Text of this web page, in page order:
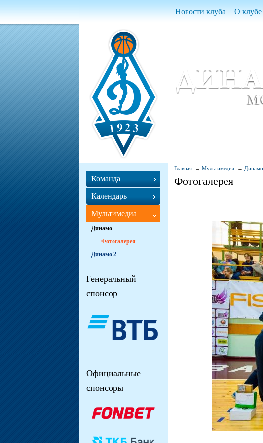
Новости клуба О клубе
Главная Мультимедиа Динамо
Фотогалерея
Команда
Календарь
Мультимедиа
Динамо
Фотогалерея
Динамо 2
Генеральный
спонсор
Официальные
спонсоры